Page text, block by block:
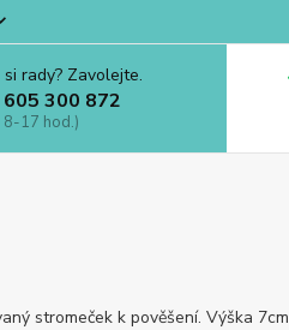
rady? Zavolejte.
300 872
8-17 hod.)
stromeček k pověšení. Výška 7cm